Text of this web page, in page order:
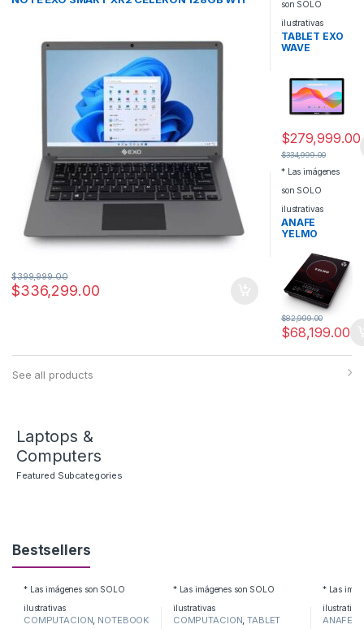
$336,299.00
$399,999.00
son SOLO
ilustrativas
TABLET EXO
WAVE
$279,999.00
$334,999.00
* Las imágenes
son SOLO
ilustrativas
ANAFE
YELMO
AN-9901
$68,199.00
$82,999.00
See all products
Laptops &
Computers
Featured Subcategories
Bestsellers
* Las imágenes son SOLO
ilustrativas
COMPUTACION, NOTEBOOK
* Las imágenes son SOLO
ilustrativas
COMPUTACION,TABLET
* Las
ANAFES